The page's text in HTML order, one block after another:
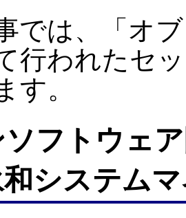
では、「オ
行われたセ
す。
ソフトウェ
和システム